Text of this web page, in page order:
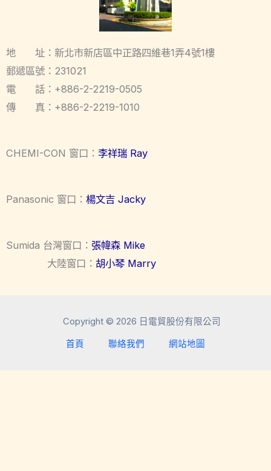
地 址：新北市新店區中正路四維巷1弄4號1樓
郵遞區號：231021
電 話：+886-2-2219-0505
傳 真：+886-2-2219-1010
CHEMI-CON 窗口： 李祥瑞 Ray
Panasonic 窗口： 楊文吉 Jacky
Sumida 台灣窗口： 張幃森 Mike
大陸窗口： 胡小琴 Marry
Copyright © 2026 日電貿股份有限公司
首頁 聯絡我們 網站地圖